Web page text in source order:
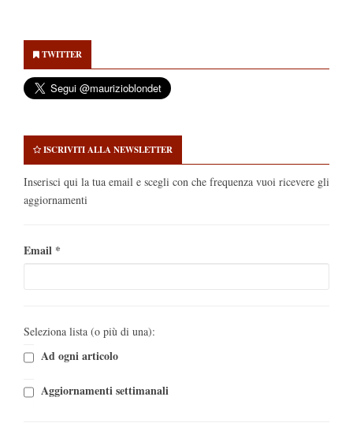
Sidebar
TWITTER
ISCRIVITI ALLA NEWSLETTER
Inserisci qui la tua email e scegli con che frequenza vuoi ricevere gli
aggiornamenti
Email *
Seleziona lista (o più di una):
Ad ogni articolo
Aggiornamenti settimanali